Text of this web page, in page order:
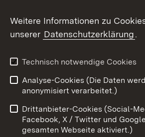
Social Wall
X / Twitter
Youtube
Benutzungshinweise
Datenschutz
Cookies
Weitere Informationen zu
unserer Datenschutzerklärung.
Technisch notwendige Cookies
Analyse-Cookies (Die Daten
anonymisiert verarbeitet.)
Drittanbieter-Cookies (Social-
Facebook, X / Twitter und
gesamten Webseite aktiviert.)